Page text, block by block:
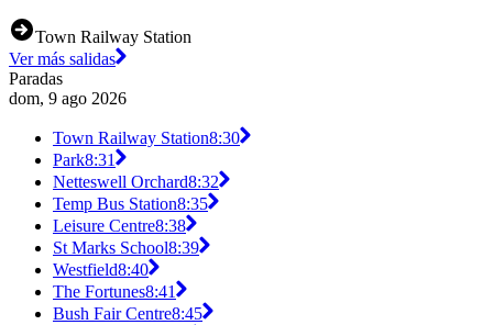
Town Railway Station
Ver más salidas
Paradas
dom, 9 ago 2026
Town Railway Station8:30
Park8:31
Netteswell Orchard8:32
Temp Bus Station8:35
Leisure Centre8:38
St Marks School8:39
Westfield8:40
The Fortunes8:41
Bush Fair Centre8:45